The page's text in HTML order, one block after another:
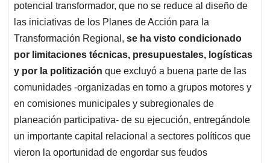
potencial transformador, que no se reduce al diseño de
las iniciativas de los Planes de Acción para la
Transformación Regional, se ha visto condicionado
por limitaciones técnicas, presupuestales, logísticas
y por la politización que excluyó a buena parte de las
comunidades -organizadas en torno a grupos motores y
en comisiones municipales y subregionales de
planeación participativa- de su ejecución, entregándole
un importante capital relacional a sectores políticos que
vieron la oportunidad de engordar sus feudos